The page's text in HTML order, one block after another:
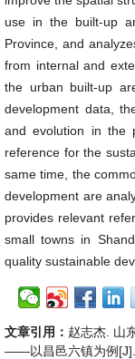
use in the built-up
Province, and
from internal and
the urban built-up
development data,
and evolution in the
reference for the
same time, the
development are
provides relevant
small towns in
quality sustainable
文章引用： 赵志杰. 山
——以昌邑六镇为例[J].